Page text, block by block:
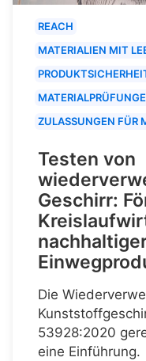
REACH
MATERIALIEN MIT
ZULASSUNGEN FÜR
Testen von
Geschirr:
Die
53928:2020
eine Einführung.